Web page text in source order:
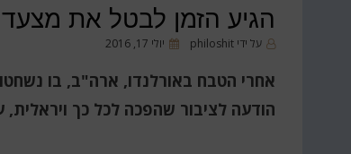
הגיע הזמן לבטל את
על ידיphiloshit
פורסם
יולי 17, 2016
אחרי הטבח באורלנדו, ארה"ב, בו
הודעה לציבור שהפכה לכל כך ויראלית,